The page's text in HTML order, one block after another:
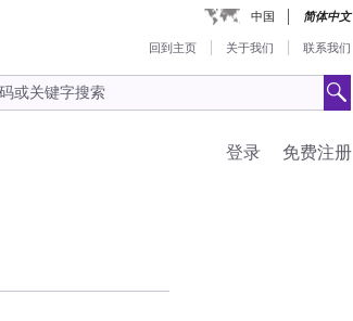
中国 简体中文
回到主页 关于我们 联系我们
免费注册
登录